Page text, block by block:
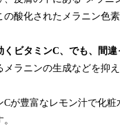
の酸化されたメラニン色
くビタミンC、でも、間
メラニンの生成などを抑
Cが豊富なレモン汁で化